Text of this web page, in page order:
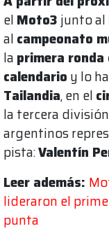
el Moto3 junto al
al campeonato
la primera ronda
calendario y lo
Tailandia, en el
la tercera
argentinos
pista:Valentín
Leer además:
lideraron el
punta